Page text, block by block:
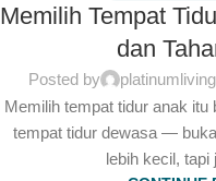
Memilih Tempat
dan
Posted by
Memilih tempat tidur anak itu
tempat tidur dewasa —
lebih kecil, tapi